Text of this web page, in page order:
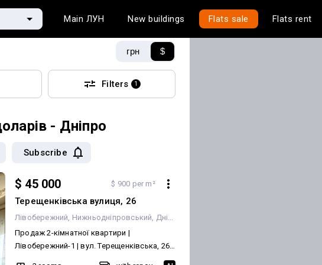
Main ЛУН New buildings Flats sale Flats rent
грн $
Filters 1
- Дніпро
Subscribe
$ 45 000 $ 900 per m²
Терещенківська вулиця, 26
Лівобережний Нижньодніпровський Дніпро
Продаж 2-кімнатної квартири |
Лівобережний-1 | вул. Терещенківська, 26
Адреса: вул. Терещенківська, 26 Загальна